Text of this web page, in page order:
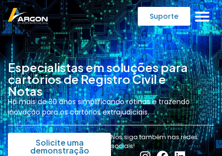
Suporte
Especialistas em soluções para
cartórios de Registro Civil e
Notas
Há mais de 30 anos simplificando rotinas e trazendo
inovação para os cartórios extrajudiciais.
Solicite uma
demonstração
Nos siga também nas redes
sociais!